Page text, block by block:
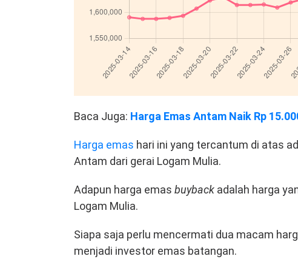
Baca Juga: Harga Emas Antam Naik Rp
Harga emas hari ini yang tercantum di atas
Antam dari gerai Logam Mulia.
Adapun harga emas buyback adalah harga
Logam Mulia.
Siapa saja perlu mencermati dua macam
menjadi investor emas batangan.